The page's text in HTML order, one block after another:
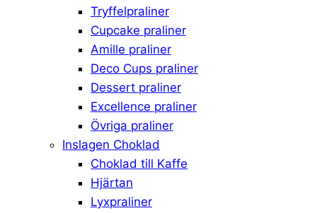
Tryffelpraliner
Cupcake praliner
Amille praliner
Deco Cups praliner
Dessert praliner
Excellence praliner
Övriga praliner
Inslagen Choklad
Choklad till Kaffe
Hjärtan
Lyxpraliner